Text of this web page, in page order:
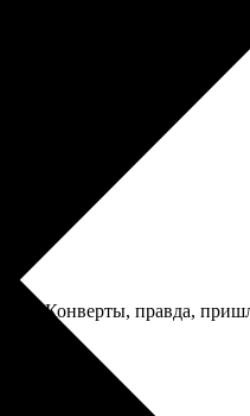
Конверты, правда,